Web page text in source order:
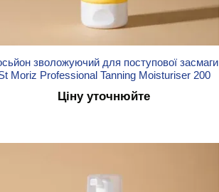
зволожуючий для поступової засмаги
Moriz Professional Tanning Moisturiser 200
Ціну уточнюйте